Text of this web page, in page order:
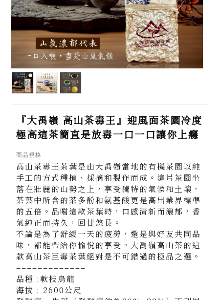
『大禹嶺 高山茶毒王』迎風面茶園冷度
極高這茶簡直是放毒一口一口讓你上癮
商品規格
高山茶毒王茶葉是由大禹嶺當地的有機茶園以純
手工的方式種植、採摘和製作而成。這片茶園坐
落在壯麗的山勢之上，享受獨特的氣候和土壤，
茶葉中所含的茶多酚和氨基酸更是高出業界標準
的五倍。品嚐這款茶葉時，口感清新而濃郁，香
氣純正而持久，回甘悠長。
不論是為了舒緩一天的疲勞，還是與好友共同品
味，都能帶給你愉悅的享受。大禹嶺高山茶的這
款高山茶巨毒茶葉絕對是不可錯過的極品之選。
–––––––––––––
品種 :軟枝烏龍
海拔 : 2600公尺